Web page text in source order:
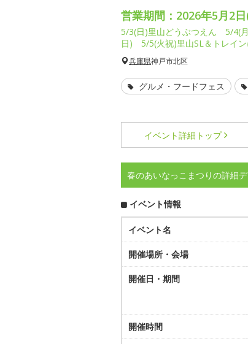
営業期間：2026年5月2
5/3(日)里山どうぶつえん 5/4(
日) 5/5(火祝)里山SL＆トレイ
兵庫県神戸市北区
グルメ・フードフェス
イベント詳細 トップ
春のあいなっこまつりの詳細
イベント情報
イベント名
開催場所・会場
開催日・期間
開催時間